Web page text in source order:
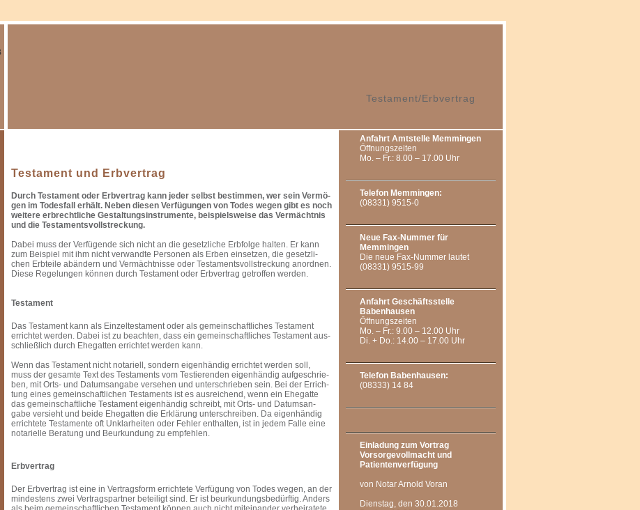
Testament/Erbvertrag
Tes­ta­ment und Erb­ver­trag
Durch Tes­ta­ment oder Erb­ver­trag kann jeder selbst bestim­men, wer sein Ver­mö­
gen im Todes­fall erhält. Neben die­sen Ver­fü­gun­gen von Todes wegen gibt es noch
wei­tere erbrecht­li­che Gestal­tungs­in­stru­mente, bei­spiels­weise das Ver­mächt­nis
und die Tes­ta­ments­voll­stre­ckung.
Dabei muss der Ver­fü­gende sich nicht an die gesetz­li­che Erb­folge hal­ten. Er kann
zum Bei­spiel mit ihm nicht ver­wandte Per­so­nen als Erben ein­set­zen, die gesetz­li­
chen Erb­teile abän­dern und Ver­mächt­nisse oder Tes­ta­ments­voll­stre­ckung anord­nen.
Diese Rege­lun­gen kön­nen durch Tes­ta­ment oder Erb­ver­trag getrof­fen wer­den.
Tes­ta­ment
Das Tes­ta­ment kann als Ein­zel­tes­ta­ment oder als gemein­schaft­li­ches Tes­ta­ment
errich­tet wer­den. Dabei ist zu beach­ten, dass ein gemein­schaft­li­ches Tes­ta­ment aus­
schließ­lich durch Ehe­gat­ten errich­tet wer­den kann.
Wenn das Tes­ta­ment nicht nota­ri­ell, son­dern eigen­hän­dig errich­tet wer­den soll,
muss der gesamte Text des Tes­ta­ments vom Tes­tie­ren­den eigen­hän­dig auf­ge­schrie­
ben, mit Orts- und Datums­an­gabe ver­se­hen und unter­schrie­ben sein. Bei der Errich­
tung eines gemein­schaft­li­chen Tes­ta­ments ist es aus­rei­chend, wenn ein Ehe­gatte
das gemein­schaft­li­che Tes­ta­ment eigen­hän­dig schreibt, mit Orts- und Datums­an­
gabe ver­sieht und beide Ehe­gat­ten die Erklä­rung unter­schrei­ben. Da eigen­hän­dig
errich­tete Tes­ta­mente oft Unklar­hei­ten oder Feh­ler ent­hal­ten, ist in jedem Falle eine
nota­ri­elle Bera­tung und Beur­kun­dung zu emp­feh­len.
Erb­ver­trag
Der Erb­ver­trag ist eine in Ver­trags­form errich­tete Ver­fü­gung von Todes wegen, an der
min­des­tens zwei Ver­trags­part­ner betei­ligt sind. Er ist beur­kun­dungs­be­dürf­tig. Anders
Anfahrt Amtstelle Memmingen
Öffnungszeiten
Mo. – Fr.: 8.00 – 17.00 Uhr
Telefon Memmingen:
(08331) 9515-0
Neue Fax-Nummer für
Memmingen
Die neue Fax-Nummer lautet
(08331) 9515-99
Anfahrt Geschäftsstelle
Babenhausen
Öffnungszeiten
Mo. – Fr.: 9.00 – 12.00 Uhr
Di. + Do.: 14.00 – 17.00 Uhr
Telefon Babenhausen:
(08333) 14 84
Einladung zum Vortrag
Vorsorgevollmacht und
Patientenverfügung
von Notar Arnold Voran
Dienstag, den 30.01.2018